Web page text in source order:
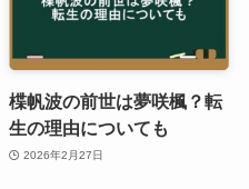
楪帆波の前世は夢咲楓？転
生の理由についても
2026年2月27日